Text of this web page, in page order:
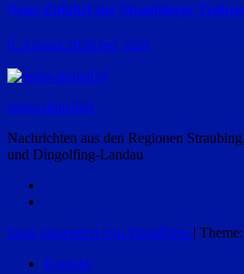
Neue Zufahrt zur Straubinger
8. August 2026 red_ra24
regio-aktuell24
Nachrichten aus den Regionen
und Dingolfing-Landau
Stolz präsentiert von WordPress |
Kontakt